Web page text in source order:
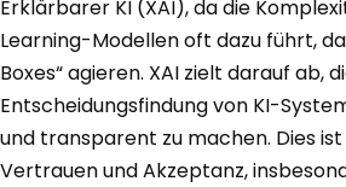
Erklärbarer KI (XAI), da die
Learning-Modellen oft dazu führt,
Boxes“ agieren. XAI zielt darauf ab,
Entscheidungsfindung von KI-
und transparent zu machen. Dies
Vertrauen und Akzeptanz,